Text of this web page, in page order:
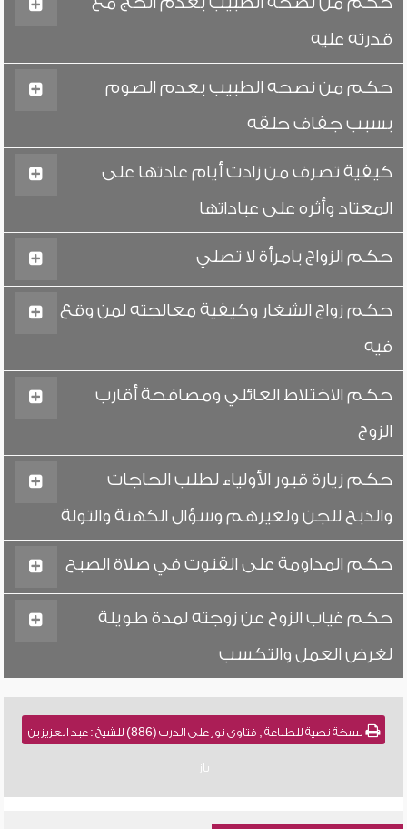
قدرته عليه
حكم من نصحه الطبيب بعدم الصوم
بسبب جفاف حلقه
كيفية تصرف من زادت أيام عادتها على
المعتاد وأثره على عباداتها
حكم الزواج بامرأة لا تصلي
حكم زواج الشغار وكيفية معالجته لمن وقع
فيه
حكم الاختلاط العائلي ومصافحة أقارب
الزوج
حكم زيارة قبور الأولياء لطلب الحاجات
والذبح للجن ولغيرهم وسؤال الكهنة والتولة
حكم المداومة على القنوت في صلاة الصبح
حكم غياب الزوج عن زوجته لمدة طويلة
لغرض العمل والتكسب
نسخة نصية للطباعة , فتاوى نور على الدرب (886) للشيخ : عبد العزيز بن
باز